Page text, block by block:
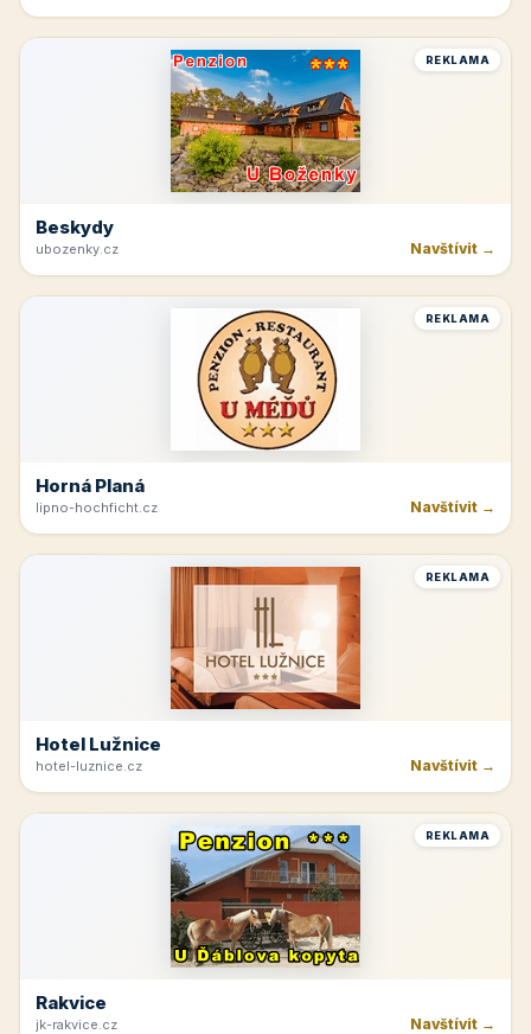
REKLAMA
Beskydy
ubozenky.cz Navštívit →
REKLAMA
Horná Planá
lipno-hochficht.cz Navštívit →
REKLAMA
Hotel Lužnice
hotel-luznice.cz Navštívit →
REKLAMA
Rakvice
jk-rakvice.cz Navštívit →